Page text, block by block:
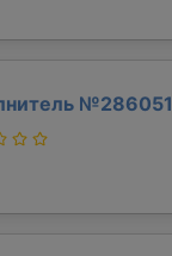
№286051